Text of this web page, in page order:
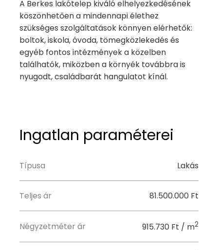
A Berkes lakótelep kiváló elhelyezkedésének
köszönhetően a mindennapi élethez
szükséges szolgáltatások könnyen elérhetők:
boltok, iskola, óvoda, tömegközlekedés és
egyéb fontos intézmények a közelben
találhatók, miközben a környék továbbra is
nyugodt, családbarát hangulatot kínál.
Ingatlan paraméterei
Típusa Lakás
Teljes ár 81.500.000 Ft
Négyzetméter ár 915.730 Ft / m2